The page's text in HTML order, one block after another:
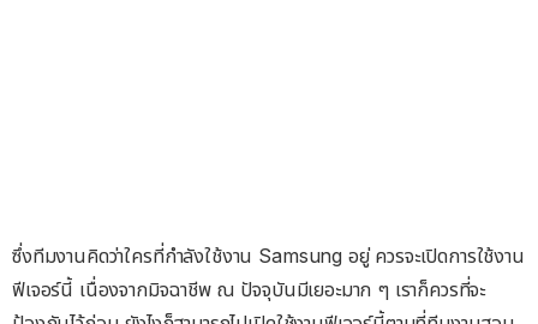
ซึ่งทีมงานคิดว่าใครที่กำลังใช้งาน Samsung อยู่ ควรจะเปิดการใช้งาน
ฟีเจอร์นี้ เนื่องจากมิจฉาชีพ ณ ปัจจุบันมีเยอะมาก ๆ เราก็ควรที่จะ